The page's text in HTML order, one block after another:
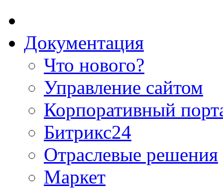
Документация
Что нового?
Управление сайтом
Корпоративный
Битрикс24
Отраслевые решения
Маркет